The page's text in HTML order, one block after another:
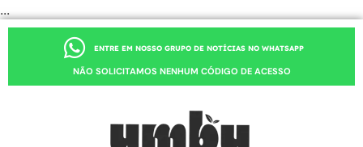
...
ENTRE EM NOSSO GRUPO DE NOTÍCIAS NO WHATSAPP
NÃO SOLICITAMOS NENHUM CÓDIGO DE ACESSO